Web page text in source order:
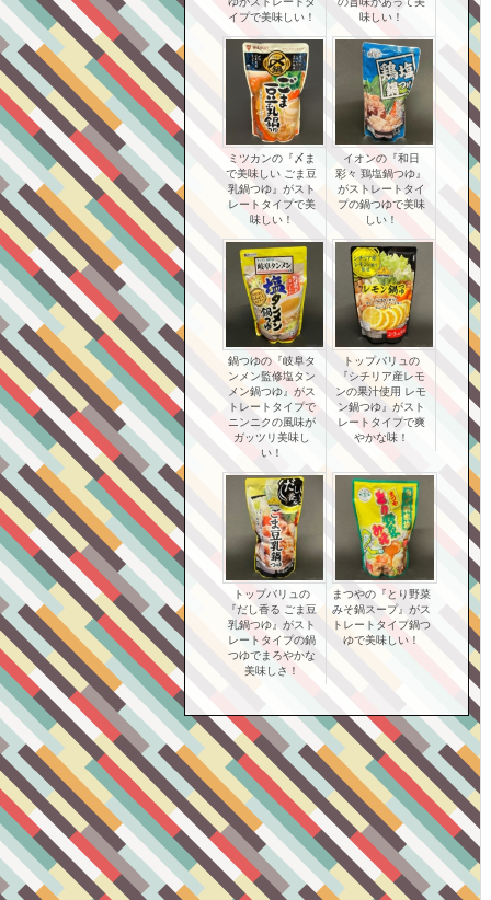
イプで美味しい！
味しい！
ミツカンの『〆ま
で美味しい ごま豆
乳鍋つゆ』がスト
レートタイプで美
味しい！
イオンの『和日
彩々 鶏塩鍋つゆ』
がストレートタイ
プの鍋つゆで美味
しい！
鍋つゆの『岐阜タ
ンメン監修塩タン
メン鍋つゆ』がス
トレートタイプで
ニンニクの風味が
ガッツリ美味し
い！
トップバリュの
『シチリア産レモ
ンの果汁使用 レモ
ン鍋つゆ』がスト
レートタイプで爽
やかな味！
トップバリュの
『だし香る ごま豆
乳鍋つゆ』がスト
レートタイプの鍋
つゆでまろやかな
美味しさ！
まつやの『とり野菜
みそ鍋スープ』がス
トレートタイプ鍋つ
ゆで美味しい！